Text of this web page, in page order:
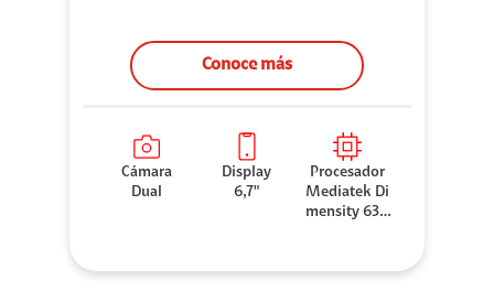
Conoce más
Cámara
Dual
Display
6,7"
Procesador
Mediatek Di
mensity 630